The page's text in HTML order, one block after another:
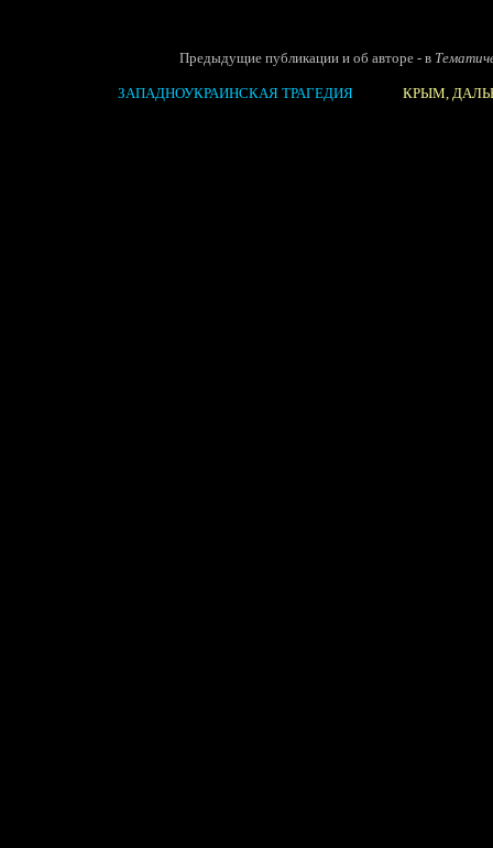
Предыдущие публикации и об авторе - в
ЗАПАДНОУКРАИНСКАЯ ТРАГЕДИЯ КРЫМ,